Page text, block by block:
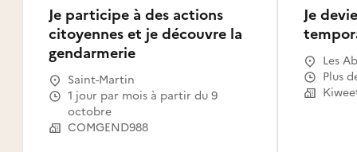
Je participe à des actions
citoyennes et je découvre la
gendarmerie
Saint-Martin
1 jour par mois à partir du 9
octobre
COMGEND988
Je
Les
Le
Plus